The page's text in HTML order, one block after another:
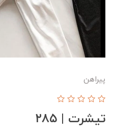
پیراهن
تیشرت | ۲۸۵